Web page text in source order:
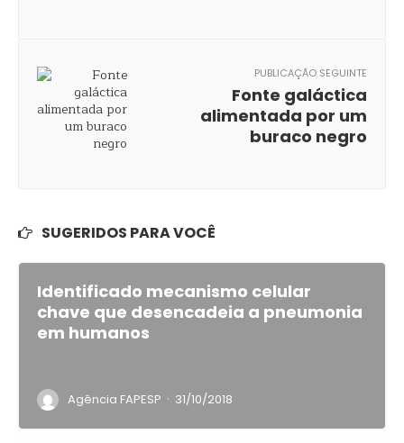
PUBLICAÇÃO SEGUINTE
Fonte galáctica
alimentada por um
buraco negro
SUGERIDOS PARA VOCÊ
Identificado mecanismo celular
chave que desencadeia a pneumonia
em humanos
Agência FAPESP · 31/10/2018